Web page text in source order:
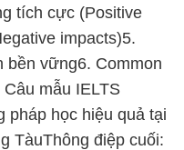
tích cực (Positive
impacts)5.
bền vững6. Common
Câu mẫu IELTS
pháp học hiệu quả tại
TàuThông điệp cuối: